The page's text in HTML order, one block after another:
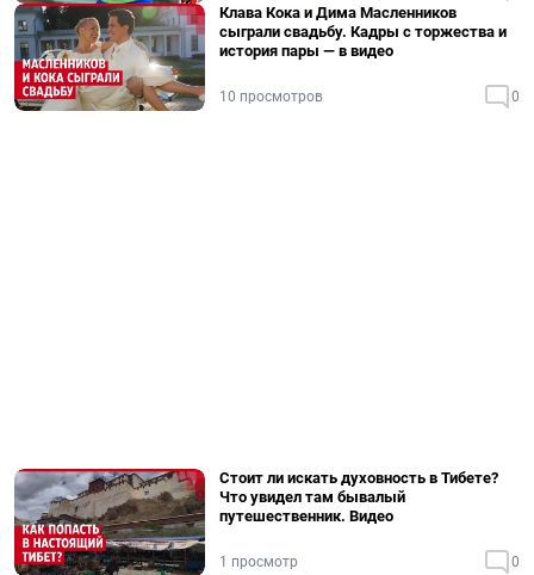
Клава Кока и Дима Масленников
сыграли свадьбу. Кадры с торжества и
история пары — в видео
10 просмотров 0
Стоит ли искать духовность в Тибете?
Что увидел там бывалый
путешественник. Видео
1 просмотр 0